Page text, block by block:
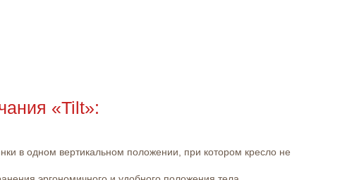
«Tilt»:
в одном вертикальном положении, при котором кресло не